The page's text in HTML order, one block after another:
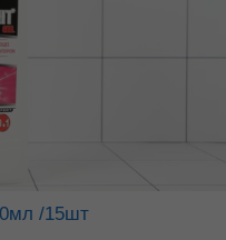
/15шт